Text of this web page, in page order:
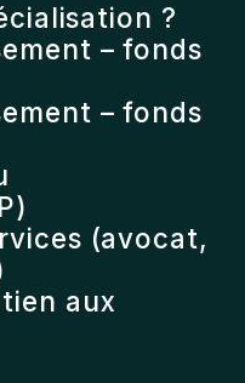
?
– fonds
– fonds
(avocat,
aux